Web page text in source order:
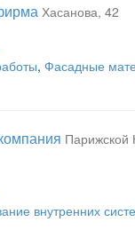
Хасанова, 42
, Фасадные
внутренних